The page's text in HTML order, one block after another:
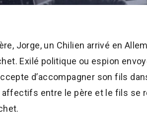
Jorge, un Chilien arrivé en
Exilé politique ou espion
d’accompagner son fils
entre le père et le fils se